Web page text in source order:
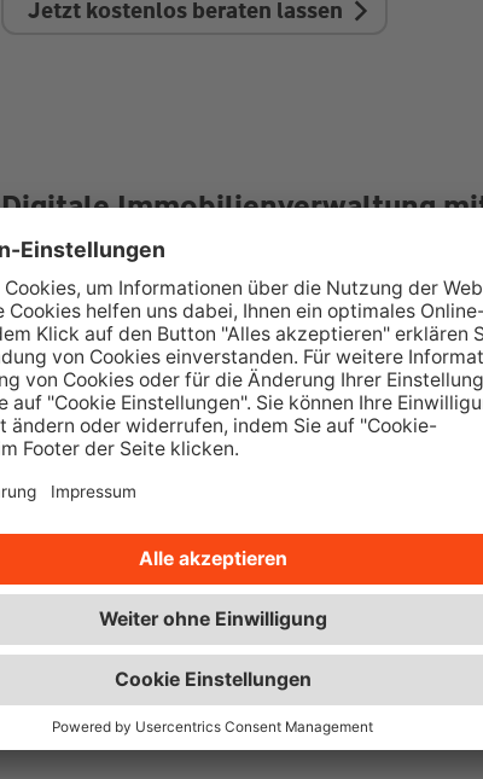
Jetzt kostenlos beraten lassen
Digitale Immobilienverwaltung
Als privater Vermieter können Sie jetzt
starten.*
Jetzt kostenlos starten
perfecta Fensterwechsel ohne
Kostenlose Entsorgung der alten Fenster mit
Jetzt Termin vereinbaren